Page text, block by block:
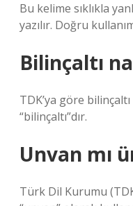
Bu kelime sıklıkla
yazılır. Doğru
Bilinçaltı
TDK’ya göre
“bilinçaltı”dır.
Unvan mı
Türk Dil Kurumu